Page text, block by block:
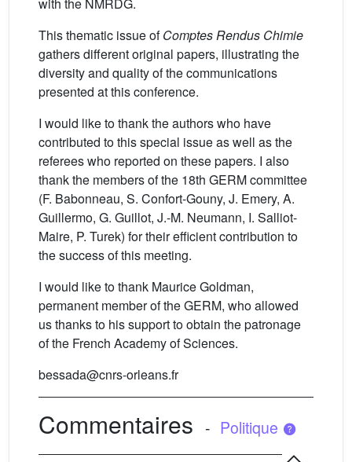
This thematic issue ofComptes Rendus Chimie
gathers different original papers, illustrating the
diversity and quality of the communications
presented at this conference.
I would like to thank the authors who have
contributed to this special issue as well as the
referees who reported on these papers. I also
thank the members of the 18th GERM committee
(F. Babonneau, S. Confort-Gouny, J. Emery, A.
Guillermo, G. Guillot, J.-M. Neumann, I. Salliot-
Maire, P. Turek) for their efficient contribution to
the success of this meeting.
I would like to thank Maurice Goldman,
permanent member of the GERM, who allowed
us thanks to his support to obtain the patronage
of the French Academy of Sciences.
bessada@cnrs-orleans.fr
Commentaires - Politique